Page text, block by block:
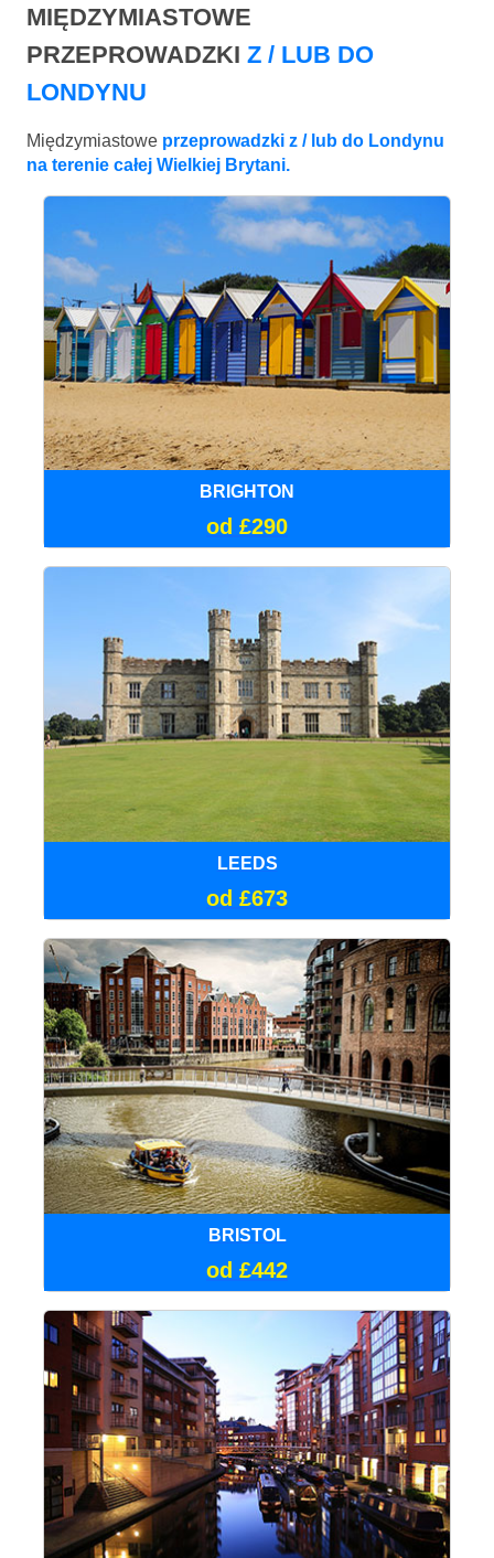
MIĘDZYMIASTOWE
PRZEPROWADZKI Z / LUB DO
LONDYNU
Międzymiastowe przeprowadzki z / lub do Londynu
na terenie całej Wielkiej Brytani.
BRIGHTON
od £290
LEEDS
od £673
BRISTOL
od £442